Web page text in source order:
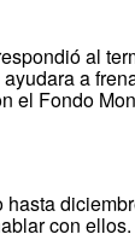
al
a
el Fondo
con ellos.